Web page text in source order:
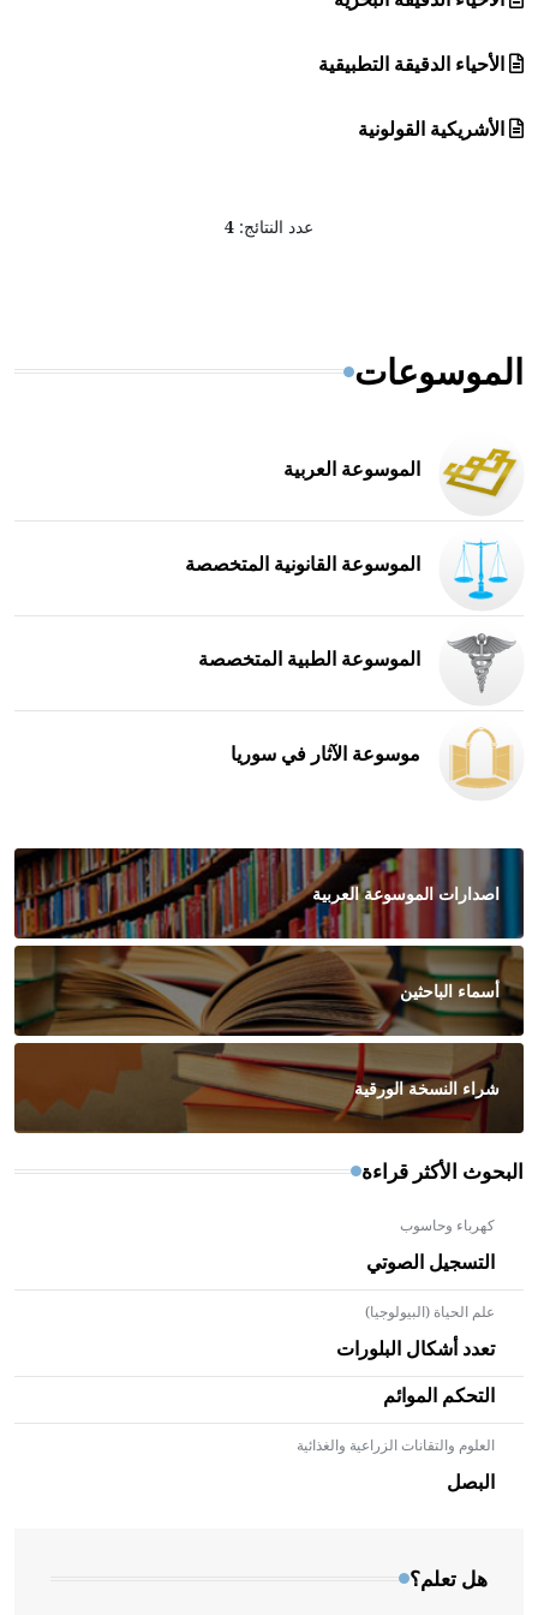
الأحياء الدقيقة التطبيقية
الأشريكية القولونية
عدد النتائج: 4
الموسوعات
الموسوعة العربية
الموسوعة القانونية المتخصصة
الموسوعة الطبية المتخصصة
موسوعة الآثار في سوريا
اصدارات الموسوعة العربية
أسماء الباحثين
شراء النسخة الورقية
البحوث الأكثر قراءة
كهرباء وحاسوب
التسجيل الصوتي
علم الحياة (البيولوجيا)
تعدد أشكال البلورات
التحكم الموائم
العلوم والتقانات الزراعية والغذائية
البصل
هل تعلم؟
- هل تعلم أن الأبلق نوع من الفنون الهندسية التي ارتبطت
بالعمارة الإسلامية في بلاد الشام ومصر خاصة، حيث يحرص
المعمار على بناء مداميكه وخاصة في الواجهات